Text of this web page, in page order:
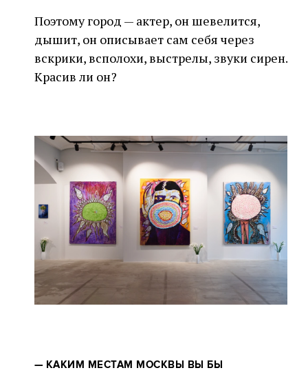
Поэтому город — актер, он шевелится,
дышит, он описывает сам себя через
вскрики, всполохи, выстрелы, звуки сирен.
Красив ли он?
— КАКИМ МЕСТАМ МОСКВЫ ВЫ БЫ